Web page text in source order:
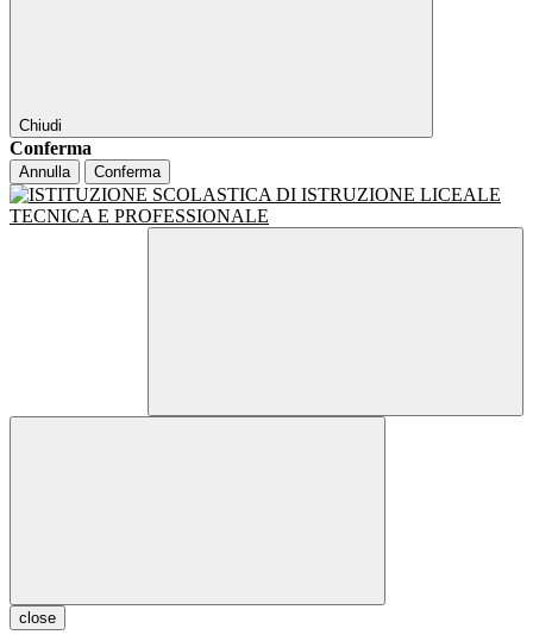
Chiudi
Conferma
Annulla Conferma
close